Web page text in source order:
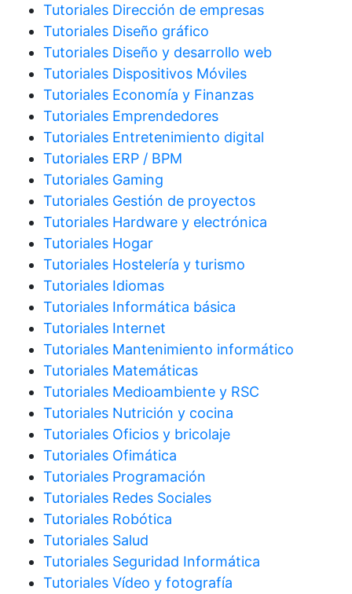
Tutoriales Dirección de empresas
Tutoriales Diseño gráfico
Tutoriales Diseño y desarrollo web
Tutoriales Dispositivos Móviles
Tutoriales Economía y Finanzas
Tutoriales Emprendedores
Tutoriales Entretenimiento digital
Tutoriales ERP / BPM
Tutoriales Gaming
Tutoriales Gestión de proyectos
Tutoriales Hardware y electrónica
Tutoriales Hogar
Tutoriales Hostelería y turismo
Tutoriales Idiomas
Tutoriales Informática básica
Tutoriales Internet
Tutoriales Mantenimiento informático
Tutoriales Matemáticas
Tutoriales Medioambiente y RSC
Tutoriales Nutrición y cocina
Tutoriales Oficios y bricolaje
Tutoriales Ofimática
Tutoriales Programación
Tutoriales Redes Sociales
Tutoriales Robótica
Tutoriales Salud
Tutoriales Seguridad Informática
Tutoriales Vídeo y fotografía